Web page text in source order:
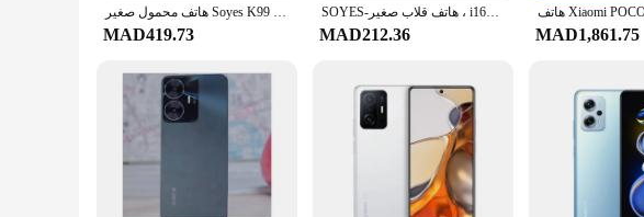
هاتف محمول صغير Soyes K99 ، شريحة مزدوجة ، 4G Lte ، هاتف محمول صغير ، نوع C Sos ، دعم ، صغير ، هدية ، أصلي
MAD419.73
SOYES-هاتف قلاب صغير ، i16pro جديد ، شاشة صغيرة ، بزر "، هاتف ، شريحة مزدوجة ، 2G ، متعدد اللغات ،
MAD212.36 MAD1,861.75